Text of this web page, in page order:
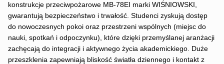
konstrukcje przeciwpożarowe MB-78EI marki WIŚNIOWSKI,
gwarantują bezpieczeństwo i trwałość. Studenci zyskują dostęp
do nowoczesnych pokoi oraz przestrzeni wspólnych (miejsc do
nauki, spotkań i odpoczynku), które dzięki przemyślanej aranżacji
zachęcają do integracji i aktywnego życia akademickiego. Duże
przeszklenia zapewniają bliskość światła dziennego i kontakt z